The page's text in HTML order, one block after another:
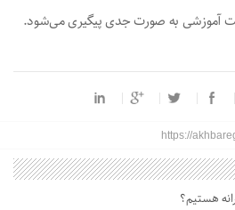
آموزشی به صورت جدی پیگیری می‌شود.
https://
هستیم؟